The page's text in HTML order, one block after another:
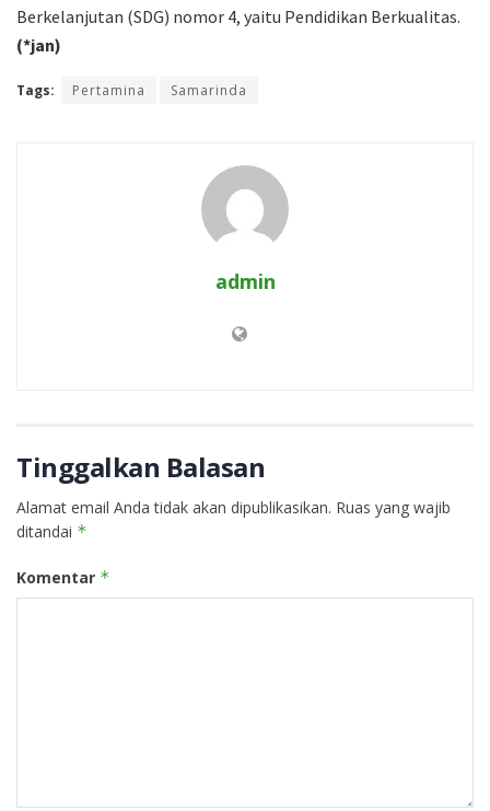
Berkelanjutan (SDG) nomor 4, yaitu Pendidikan Berkualitas.
(*jan)
Tags: Pertamina Samarinda
admin
Tinggalkan Balasan
Alamat email Anda tidak akan dipublikasikan. Ruas yang wajib
ditandai *
Komentar *